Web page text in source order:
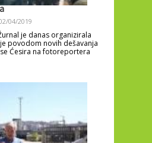
04/2019
je danas organizirala
povodom novih dešavanja
Ćesira na fotoreportera